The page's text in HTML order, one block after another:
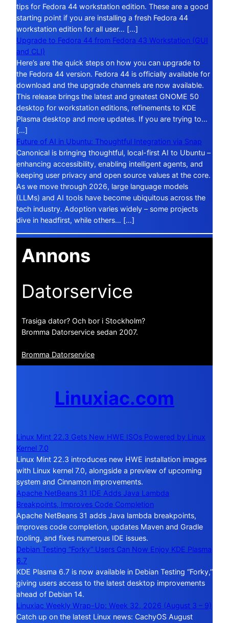
tips for Fedora 44 workstation edition. These are a good
starting point if you are installing a fresh Fedora 44
workstation edition for all user… […]
Upgrade to Fedora 44 from Fedora 43 Workstation (GUI
and CLI)
Here’s are the quick steps on how you can upgrade to
the Fedora 44 version. Fedora 44 is officially available for
download and the upgrade channels are now available.
This release brings the latest and greatest GNOME 50
desktop for workstation editions, refinements to KDE
Plasma desktop and more updates. If you are trying to…
[…]
Future of AI in Ubuntu: Thoughtful Integration via Snap
Canonical is bringing thoughtful, local-first AI to Ubuntu –
enhancing accessibility, enabling intelligent agents, and
keeping user privacy and open source values at the core.
As we move through 2026, large language models
(LLMs) and AI tools have become ubiquitous across the
tech industry. Adoption varies widely – some projects
dive in headfirst, while others… […]
Annons
Datorservice
Trasiga dator? Och bor i Stockholm?
Bromma Datorservice sedan 2007.
Bromma Datorservice
Linuxiac.com
Linux Mint 22.3 Gets New HWE ISOs Powered by Linux
Kernel 7.0
Linux Mint 22.3 introduces new HWE installation images
with Linux kernel 7.0, alongside a preview of upcoming
system and Cinnamon improvements.
Apache NetBeans 31 IDE Adds Java Lambda
Breakpoints, Improves Code Completion
Apache NetBeans 31 adds Java lambda breakpoints,
improves code completion, updates Maven and Gradle
tooling, and fixes numerous IDE issues.
Debian Testing “Forky” Users Can Now Enjoy KDE Plasma
6.7
KDE Plasma 6.7 is now available in Debian Testing “Forky,”
giving users access to the latest desktop improvements
ahead of Debian 14.
Linuxiac Weekly Wrap-Up: Week 32, 2026 (August 3 – 9)
Catch up on the latest Linux news: CachyOS August